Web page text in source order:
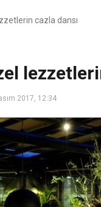
cazla dansı
2017, 12:34